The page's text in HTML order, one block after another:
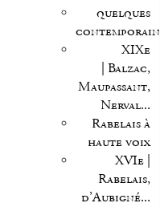
quelques
contemporains
XIXe
| Balzac,
Maupassant,
Nerval...
Rabelais à
haute voix
XVIe |
Rabelais,
d’Aubigné...